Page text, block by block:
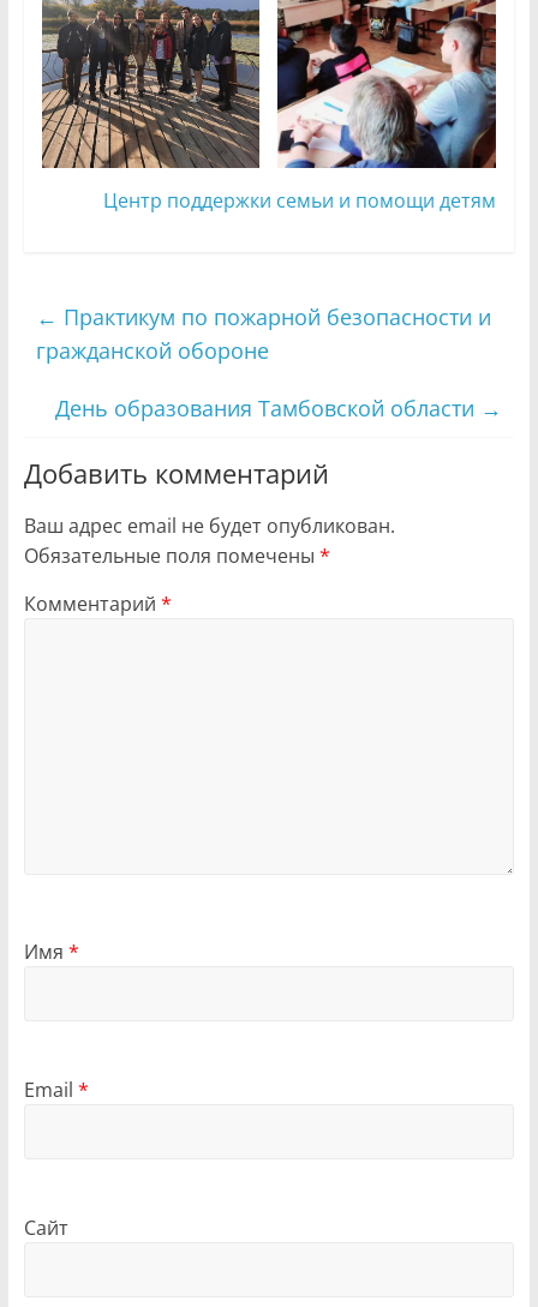
Центр поддержки семьи и помощи детям
← Практикум по пожарной безопасности и
гражданской обороне
День образования Тамбовской области →
Добавить комментарий
Ваш адрес email не будет опубликован.
Обязательные поля помечены *
Комментарий *
Имя *
Email *
Сайт